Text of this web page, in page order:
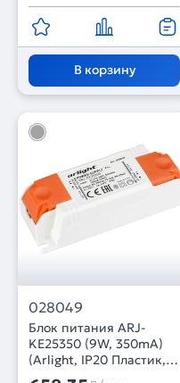
В корзину
028049
Блок питания ARJ-
KE25350 (9W, 350mA)
(Arlight, IP20 Пластик, 5
лет)